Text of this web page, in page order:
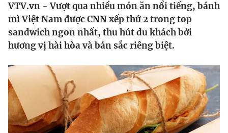
Thế giới
Tin tức
Thế giới đó đây
Câu chuyện quốc tế
Kinh tế
Thị trường
Góc doanh nghiệp
Dữ liệu và đời sống
Truyền hình
Phim VTV
Giải trí
VTV.vn - Vượt qua nhiều món ăn nổi tiếng, bánh
mì Việt Nam được CNN xếp thứ 2 trong top
sandwich ngon nhất, thu hút du khách bởi
hương vị hài hòa và bản sắc riêng biệt.